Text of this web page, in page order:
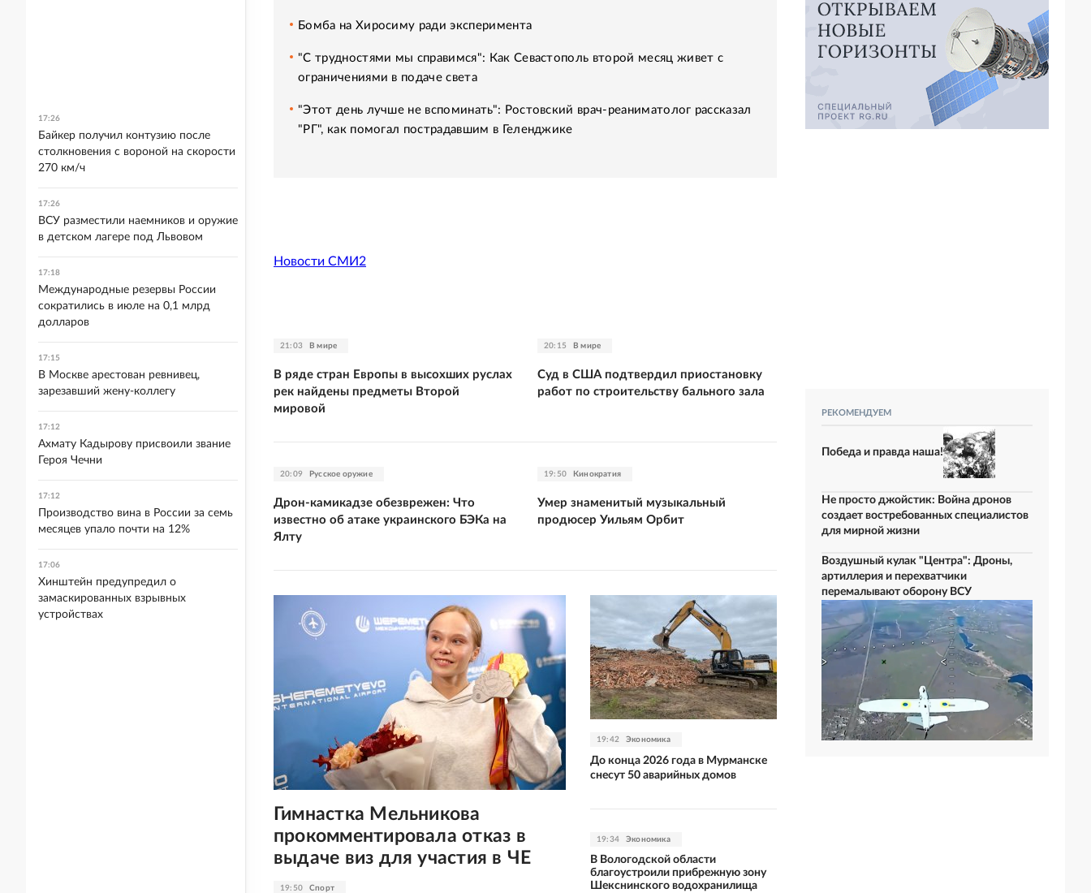
Бомба на Хиросиму ради эксперимента
"С трудностями мы справимся": Как Севастополь второй месяц живет с
ограничениями в подаче света
"Этот день лучше не вспоминать": Ростовский врач-реаниматолог рассказал
"РГ", как помогал пострадавшим в Геленджике
Новости СМИ2
21:03 В мире
В ряде стран Европы в высохших руслах
рек найдены предметы Второй
мировой
20:15 В мире
Суд в США подтвердил приостановку
работ по строительству бального зала
20:09 Русское оружие
Дрон-камикадзе обезврежен: Что
известно об атаке украинского БЭКа на
Ялту
19:50 Кинократия
Умер знаменитый музыкальный
продюсер Уильям Орбит
19:50 Спорт
Гимнастка Мельникова
прокомментировала отказ в
выдаче виз для участия в ЧЕ
19:42 Экономика
До конца 2026 года в Мурманске
снесут 50 аварийных домов
19:34 Экономика
В Вологодской области
благоустроили прибрежную зону
Шекснинского водохранилища
РЕКОМЕНДУЕМ
Победа и правда наша!
Не просто джойстик: Война дронов
создает востребованных специалистов
для мирной жизни
Воздушный кулак "Центра": Дроны,
артиллерия и перехватчики
перемалывают оборону ВСУ
17:26
Байкер получил контузию после
столкновения с вороной на скорости
270 км/ч
17:26
ВСУ разместили наемников и оружие
в детском лагере под Львовом
17:18
Международные резервы России
сократились в июле на 0,1 млрд
долларов
17:15
В Москве арестован ревнивец,
зарезавший жену-коллегу
17:12
Ахмату Кадырову присвоили звание
Героя Чечни
17:12
Производство вина в России за семь
месяцев упало почти на 12%
17:06
Хинштейн предупредил о
замаскированных взрывных
устройствах